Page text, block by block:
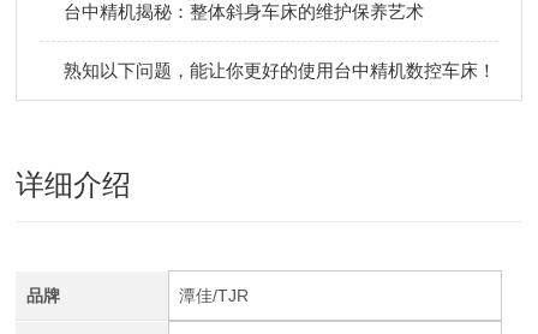
台中精机揭秘：整体斜身车床的维护保养艺术
熟知以下问题，能让你更好的使用台中精机数控车床！
详细介绍
品牌 潭佳/TJR